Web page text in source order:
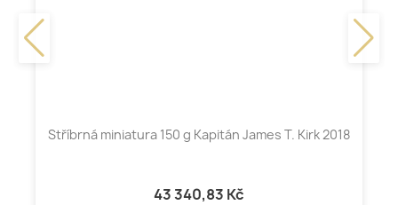
Stříbrná miniatura 150 g Kapitán James T. Kirk 2018
43 340,83 Kč